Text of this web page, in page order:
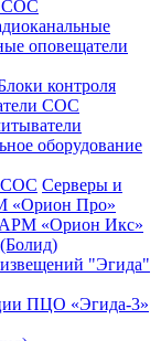
СОС
оповещатели
контроля
СОС
оборудование
СОС Серверы и
«Орион Про»
АРМ «Орион Икс»
"Эгида"
ПЦО «Эгида-3»